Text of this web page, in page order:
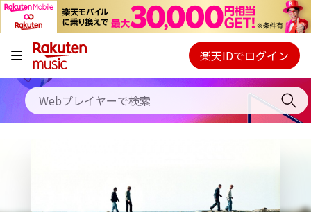
キャンペーン
料金プラン
使い方
Webプレイヤー
ご契約内容の確認・変更
楽天IDでログイン